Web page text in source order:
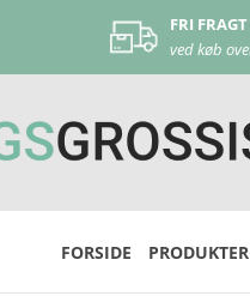
500 kr
FORSIDE PRODUKTER